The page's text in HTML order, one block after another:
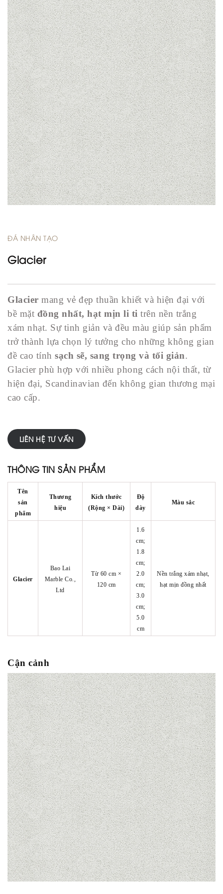
ĐÁ NHÂN TẠO
Glacier
Glacier mang vẻ đẹp thuần khiết và hiện đại với
bề mặt đồng nhất, hạt mịn li ti trên nền trắng
xám nhạt. Sự tinh giản và đều màu giúp sản phẩm
trở thành lựa chọn lý tưởng cho những không gian
đề cao tính sạch sẽ, sang trọng và tối giản.
Glacier phù hợp với nhiều phong cách nội thất, từ
hiện đại, Scandinavian đến không gian thương mại
cao cấp.
LIÊN HỆ TƯ VẤN
THÔNG TIN SẢN PHẨM
Tên
sản
phẩm
Thương
hiệu
Kích thước
(Rộng × Dài)
Độ
dày
Màu sắc
Glacier
Bao Lai
Marble Co.,
Ltd
Từ 60 cm ×
120 cm
1.6
cm;
1.8
cm;
2.0
cm;
3.0
cm;
5.0
cm
Nền trắng xám nhạt,
hạt mịn đồng nhất
Cận cảnh